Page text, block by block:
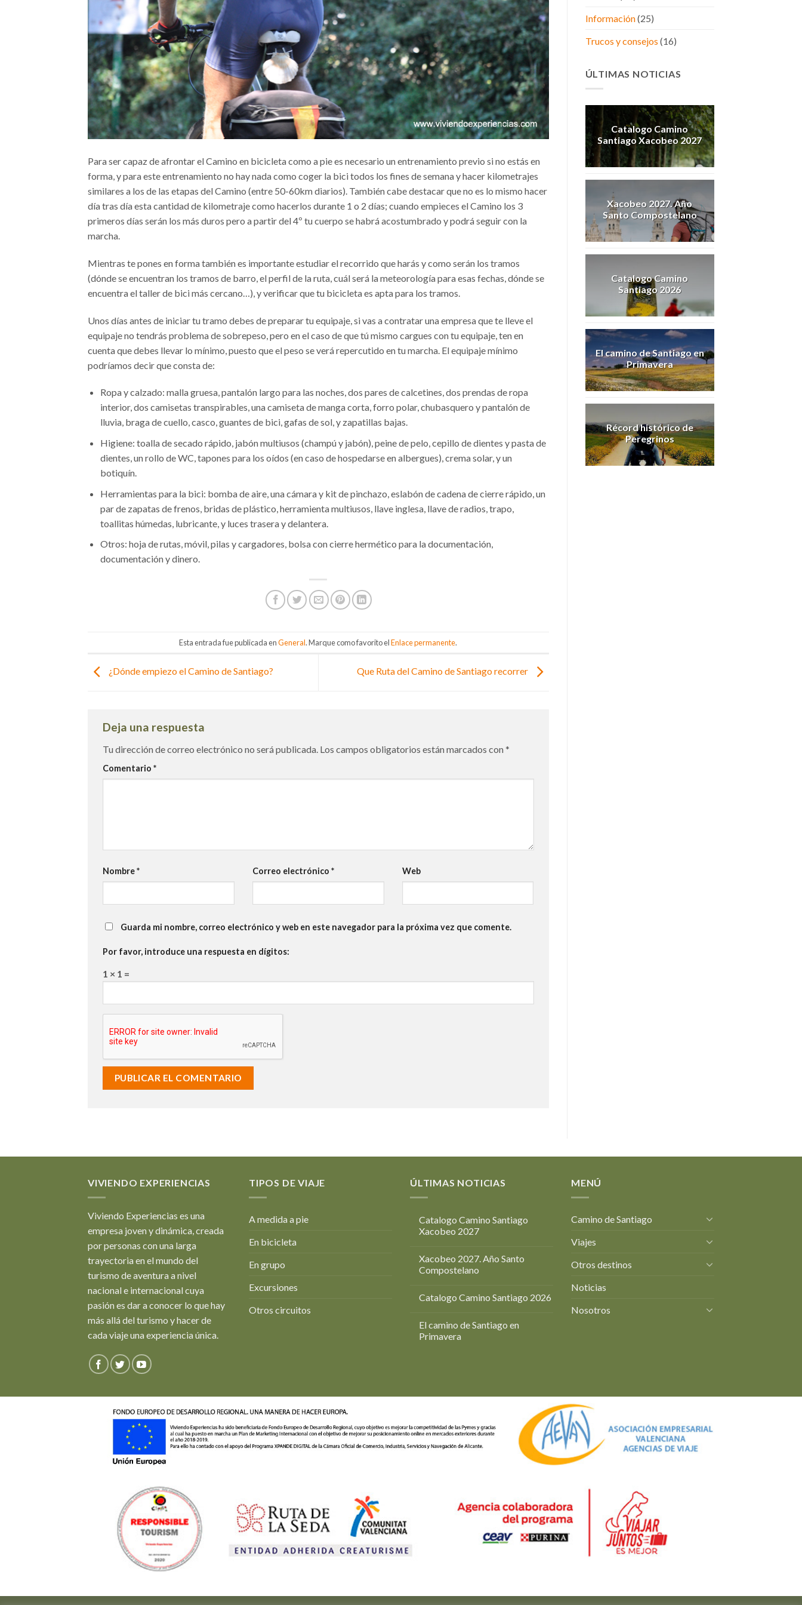
Para ser capaz de afrontar el Camino en bicicleta como a pie es necesario un entrenamiento previo si no estás en
forma, y para este entrenamiento no hay nada como coger la bici todos los fines de semana y hacer kilometrajes
similares a los de las etapas del Camino (entre 50-60km diarios). También cabe destacar que no es lo mismo hacer
día tras día esta cantidad de kilometraje como hacerlos durante 1 o 2 días; cuando empieces el Camino los 3
primeros días serán los más duros pero a partir del 4º tu cuerpo se habrá acostumbrado y podrá seguir con la
marcha.
Mientras te pones en forma también es importante estudiar el recorrido que harás y como serán los tramos
(dónde se encuentran los tramos de barro, el perfil de la ruta, cuál será la meteorología para esas fechas, dónde se
encuentra el taller de bici más cercano…), y verificar que tu bicicleta es apta para los tramos.
Unos días antes de iniciar tu tramo debes de preparar tu equipaje, si vas a contratar una empresa que te lleve el
equipaje no tendrás problema de sobrepeso, pero en el caso de que tú mismo cargues con tu equipaje, ten en
cuenta que debes llevar lo mínimo, puesto que el peso se verá repercutido en tu marcha. El equipaje mínimo
podríamos decir que consta de:
Ropa y calzado: malla gruesa, pantalón largo para las noches, dos pares de calcetines, dos prendas de ropa
interior, dos camisetas transpirables, una camiseta de manga corta, forro polar, chubasquero y pantalón de
lluvia, braga de cuello, casco, guantes de bici, gafas de sol, y zapatillas bajas.
Higiene: toalla de secado rápido, jabón multiusos (champú y jabón), peine de pelo, cepillo de dientes y pasta de
dientes, un rollo de WC, tapones para los oídos (en caso de hospedarse en albergues), crema solar, y un
botiquín.
Herramientas para la bici: bomba de aire, una cámara y kit de pinchazo, eslabón de cadena de cierre rápido, un
par de zapatas de frenos, bridas de plástico, herramienta multiusos, llave inglesa, llave de radios, trapo,
toallitas húmedas, lubricante, y luces trasera y delantera.
Otros: hoja de rutas, móvil, pilas y cargadores, bolsa con cierre hermético para la documentación,
documentación y dinero.
Esta entrada fue publicada enGeneral. Marque como favorito elEnlace permanente.
¿Dónde empiezo el Camino de Santiago? Que Ruta del Camino de Santiago recorrer
Deja una respuesta
Tu dirección de correo electrónico no será publicada. Los campos obligatorios están marcados con *
Comentario *
Nombre* Correo electrónico * Web
Guarda mi nombre, correo electrónico y web en este navegador para la próxima vez que comente.
Por favor, introduce una respuesta en dígitos:
1 × 1 =
Información(25)
Trucos y consejos (16)
ÚLTIMAS NOTICIAS
Catalogo Camino
Santiago Xacobeo 2027
Xacobeo 2027. Año
Santo Compostelano
Catalogo Camino
Santiago 2026
El camino de Santiago en
Primavera
Récord histórico de
Peregrinos
VIVIENDO EXPERIENCIAS
Viviendo Experiencias es una
empresa joven y dinámica, creada
por personas con una larga
trayectoria en el mundo del
turismo de aventura a nivel
nacional e internacional cuya
pasión es dar a conocer lo que hay
más allá del turismo y hacer de
cada viaje una experiencia única.
TIPOS DE VIAJE
A medida a pie
En bicicleta
En grupo
Excursiones
Otros circuitos
ÚLTIMAS NOTICIAS
Catalogo Camino Santiago
Xacobeo 2027
Xacobeo 2027. Año Santo
Compostelano
Catalogo Camino Santiago 2026
El camino de Santiago en
Primavera
MENÚ
Camino de Santiago
Viajes
Otros destinos
Noticias
Nosotros